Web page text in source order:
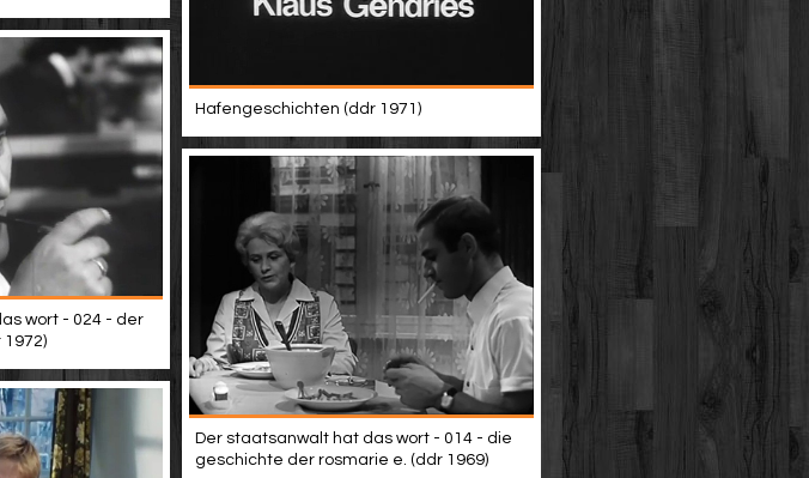
Hafengeschichten (ddr 1971)
wort - 024 - der
Der staatsanwalt hat das wort - 014 - die
geschichte der rosmarie e. (ddr 1969)